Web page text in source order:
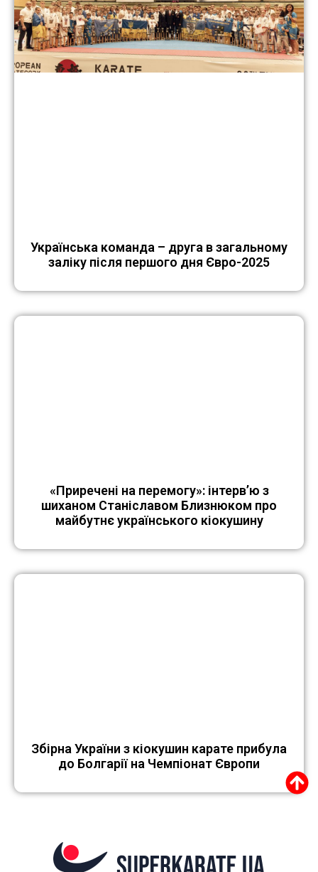
Українська команда – друга в загальному
заліку після першого дня Євро-2025
«Приречені на перемогу»: інтерв’ю з
шиханом Станіславом Близнюком про
майбутнє українського кіокушину
Збірна України з кіокушин карате прибула
до Болгарії на Чемпіонат Європи